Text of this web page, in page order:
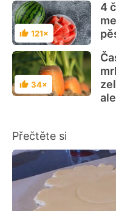
Hodnocení
121×
4
Hodnocení
34×
Přečtěte si